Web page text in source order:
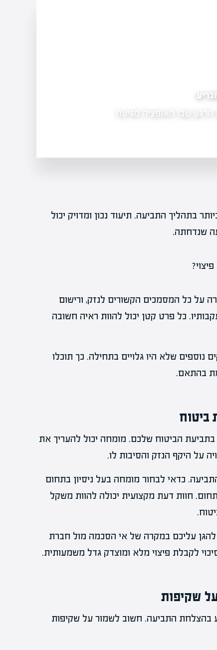
שבו האופציה מגיעה
מה זה אופציות בשוק ההון: לנצל את
מה זה אופציות בשוק ההון -
בתהליך התביעה. תיעוד נכון ומדויק יכול
שנדחתה.
על כל המסמכים הקשורים לנזק, ורישום
כל פרט קטן יכול להוות ראיה חשובה
נוספים שלא היו גלויים בתחילה. כך תוכלו
בהתאם.
ביטוח
הביטוח שלכם. מומחה יכול להעריך את
על היקף הנזק והסיבות לו.
כדאי לבחור מומחה בעל ניסיון בתחום
חוות דעת מקצועית יכולה להוות משקל
להגן עליכם במקרה של אי הסכמה מול חברת
לקבלת פיצוי מלא ומוצדק גדל משמעותית.
שקיפות
בהצלחת התביעה. חשוב לשמור על שקיפות